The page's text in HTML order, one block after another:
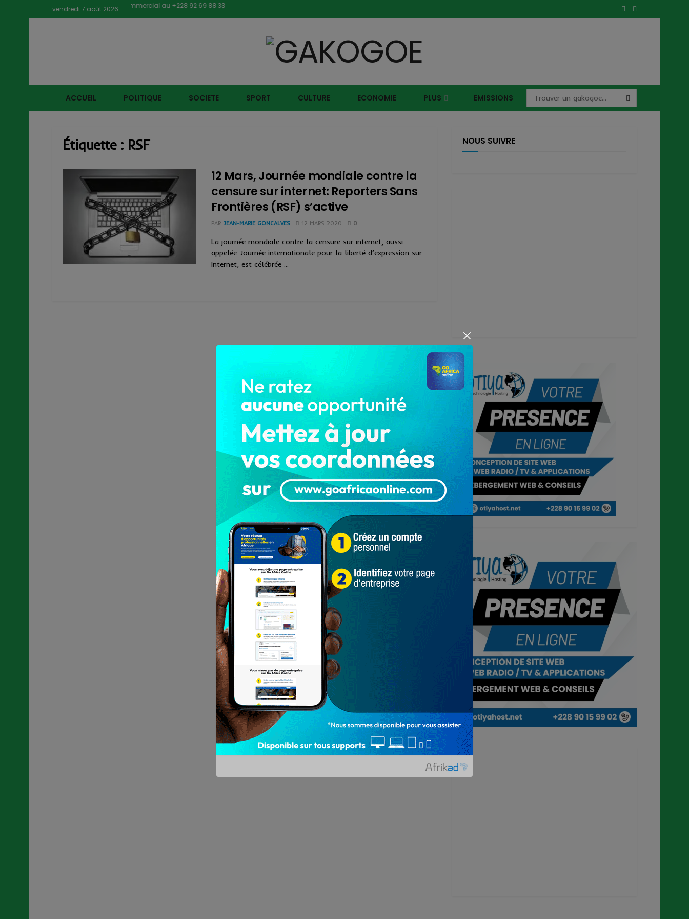
vendredi 7 août 2026
Contacter notre service commercial au +228 92 69 88 33
ACCUEIL POLITIQUE SOCIETE SPORT CULTURE ECONOMIE PLUS EMISSIONS
Étiquette : RSF
12 Mars, Journée mondiale contre la
censure sur internet: Reporters Sans
Frontières (RSF) s’active
PAR JEAN-MARIE GONCALVES 12 MARS 2020 0
La journée mondiale contre la censure sur internet, aussi
appelée Journée internationale pour la liberté d’expression sur
Internet, est célébrée ...
NOUS SUIVRE